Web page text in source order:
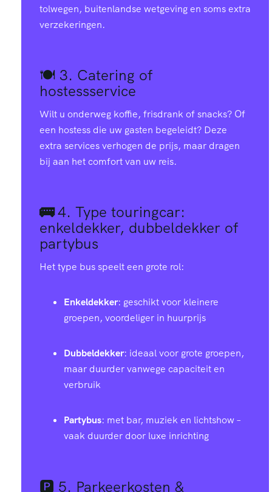
tolwegen, buitenlandse wetgeving en soms extra
verzekeringen.
🍽️ 3. Catering of
hostessservice
Wilt u onderweg koffie, frisdrank of snacks? Of
een hostess die uw gasten begeleidt? Deze
extra services verhogen de prijs, maar dragen
bij aan het comfort van uw reis.
🚌4. Type touringcar:
enkeldekker, dubbeldekker of
partybus
Het type bus speelt een grote rol:
Enkeldekker: geschikt voor kleinere
groepen, voordeliger in huurprijs
Dubbeldekker: ideaal voor grote groepen,
maar duurder vanwege capaciteit en
verbruik
Partybus: met bar, muziek en lichtshow –
vaak duurder door luxe inrichting
🅿️ 5. Parkeerkosten &